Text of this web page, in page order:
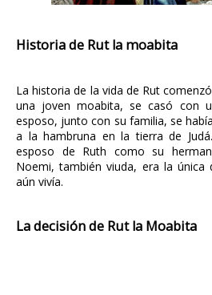
Historia de Rut la moabita
La historia de la vida de Rut
una joven moabita, se casó con
esposo, junto con su familia, se
a la hambruna en la tierra de
esposo de Ruth como su
Noemi, también viuda, era la única
aún vivía.
La decisión de Rut la Moabita